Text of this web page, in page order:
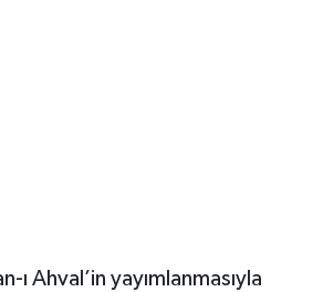
Ahval’in yayımlanmasıyla